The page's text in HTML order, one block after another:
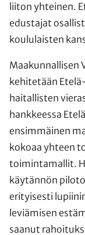
liiton yhteinen.
edustajat
koululaisten
Maakunnallisen
kehitetään
haitallisten
hankkeessa
ensimmäinen
kokoaa yhteen
toimintamallit.
käytännön
erityisesti
leviämisen
saanut